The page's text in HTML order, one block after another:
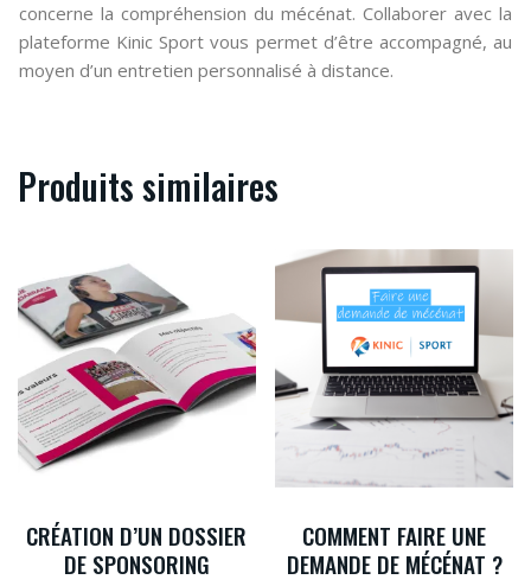
concerne la compréhension du mécénat. Collaborer avec la
plateforme Kinic Sport vous permet d’être accompagné, au
moyen d’un entretien personnalisé à distance.
Produits similaires
CRÉATION D’UN DOSSIER
DE SPONSORING
COMMENT FAIRE UNE
DEMANDE DE MÉCÉNAT ?